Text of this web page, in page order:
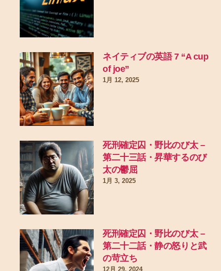
ネイティブの英語 7 “A cup
of joe”
1月 12, 2025
死刑確定囚・野比のび太 –
第二十三話・昇華するのび
太の鬱屈
1月 3, 2025
死刑確定囚・野比のび太 –
第二十二話・静の怒りと武
の苛立ち
12月 29, 2024